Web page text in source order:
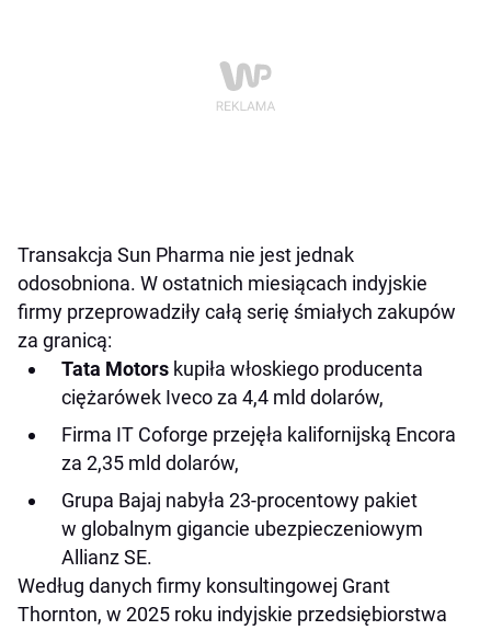
Transakcja Sun Pharma nie jest jednak
odosobniona. W ostatnich miesiącach indyjskie
firmy przeprowadziły całą serię śmiałych zakupów
za granicą:
Tata Motors kupiła włoskiego producenta
ciężarówek Iveco za 4,4 mld dolarów,
Firma IT Coforge przejęła kalifornijską Encora
za 2,35 mld dolarów,
Grupa Bajaj nabyła 23-procentowy pakiet
w globalnym gigancie ubezpieczeniowym
Allianz SE.
Według danych firmy konsultingowej Grant
Thornton, w 2025 roku indyjskie przedsiębiorstwa